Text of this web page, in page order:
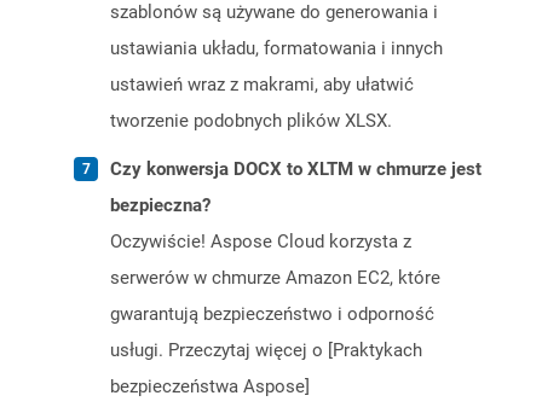
szablonów są używane do generowania i
ustawiania układu, formatowania i innych
ustawień wraz z makrami, aby ułatwić
tworzenie podobnych plików XLSX.
Czy konwersja DOCX to XLTM w chmurze jest
bezpieczna?
Oczywiście! Aspose Cloud korzysta z
serwerów w chmurze Amazon EC2, które
gwarantują bezpieczeństwo i odporność
usługi. Przeczytaj więcej o [Praktykach
bezpieczeństwa Aspose]